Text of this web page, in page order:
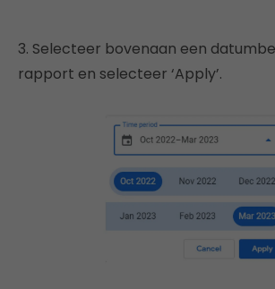
3. Selecteer bovenaan een
rapport en selecteer ‘Apply’.